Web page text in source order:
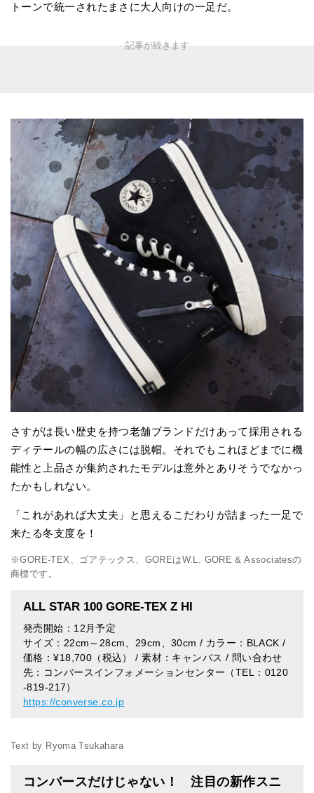
トーンで統一されたまさに大人向けの一足だ。
さすがは長い歴史を持つ老舗ブランドだけあって採用される
ディテールの幅の広さには脱帽。それでもこれほどまでに機
能性と上品さが集約されたモデルは意外とありそうでなかっ
たかもしれない。
「これがあれば大丈夫」と思えるこだわりが詰まった一足で
来たる冬支度を！
※GORE-TEX、ゴアテックス、GOREはW.L. GORE & Associatesの
商標です。
ALL STAR 100 GORE-TEX Z HI
発売開始：12月予定
サイズ：22cm～28cm、29cm、30cm / カラー：BLACK /
価格：¥18,700（税込） / 素材：キャンバス / 問い合わせ
先：コンバースインフォメーションセンター（TEL：0120
-819-217）
https://converse.co.jp
Text by Ryoma Tsukahara
コンバースだけじゃない！ 注目の新作スニ